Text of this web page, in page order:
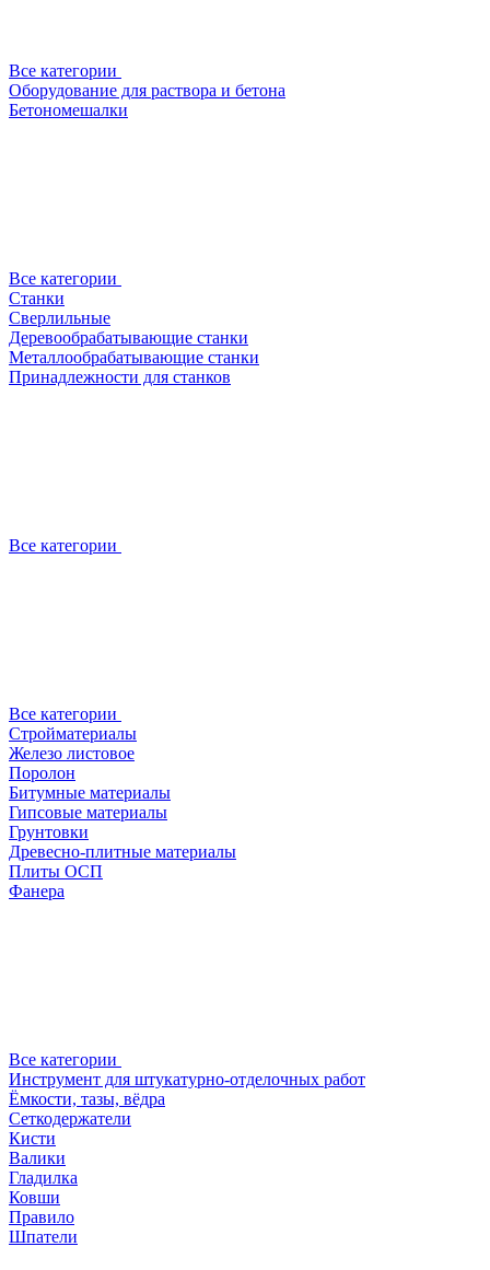
Все категории
Оборудование для раствора и бетона
Бетономешалки
Все категории
Станки
Сверлильные
Деревообрабатывающие станки
Металлообрабатывающие станки
Принадлежности для станков
Все категории
Все категории
Стройматериалы
Железо листовое
Поролон
Битумные материалы
Гипсовые материалы
Грунтовки
Древесно-плитные материалы
Плиты ОСП
Фанера
Все категории
Инструмент для штукатурно-отделочных работ
Ёмкости, тазы, вёдра
Сеткодержатели
Кисти
Валики
Гладилка
Ковши
Правило
Шпатели